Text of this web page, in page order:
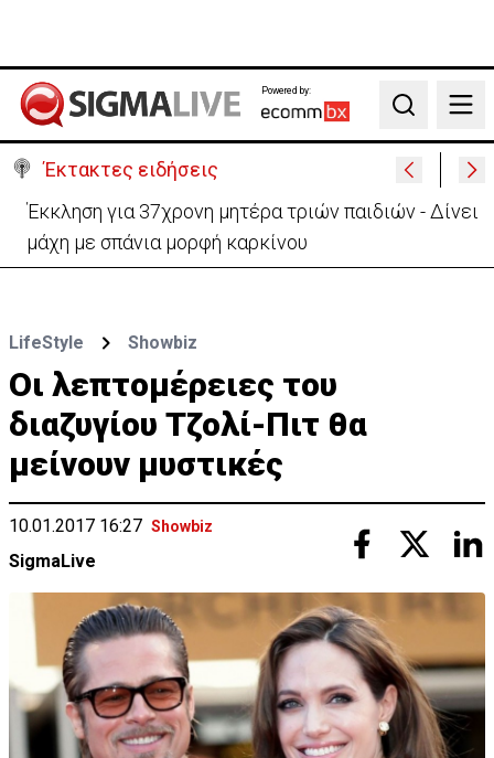
Powered by:
Search
Έκτακτες ειδήσεις
Γερμανία: Συγκρούστηκαν δύο τραμ - Τουλάχιστον
25 τραυματίες, οι 7 σοβαρά
LifeStyle Showbiz
Οι λεπτομέρειες του
διαζυγίου Τζολί-Πιτ θα
μείνουν μυστικές
10.01.2017 16:27 Showbiz
SigmaLive